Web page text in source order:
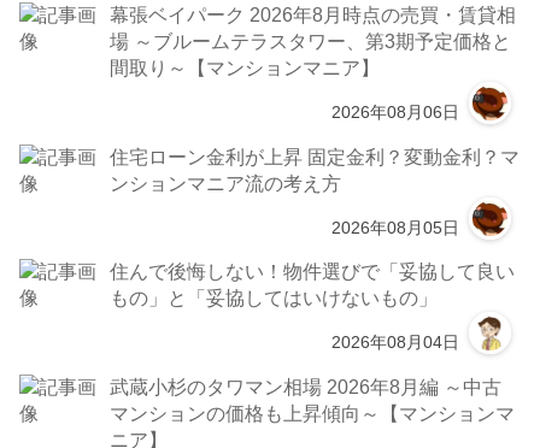
幕張ベイパーク 2026年8月時点の売買・賃貸相
場 ～ブルームテラスタワー、第3期予定価格と
間取り～【マンションマニア】
2026年08月06日
住宅ローン金利が上昇 固定金利？変動金利？マ
ンションマニア流の考え方
2026年08月05日
住んで後悔しない！物件選びで「妥協して良い
もの」と「妥協してはいけないもの」
2026年08月04日
武蔵小杉のタワマン相場 2026年8月編 ～中古
マンションの価格も上昇傾向～【マンションマ
ニア】